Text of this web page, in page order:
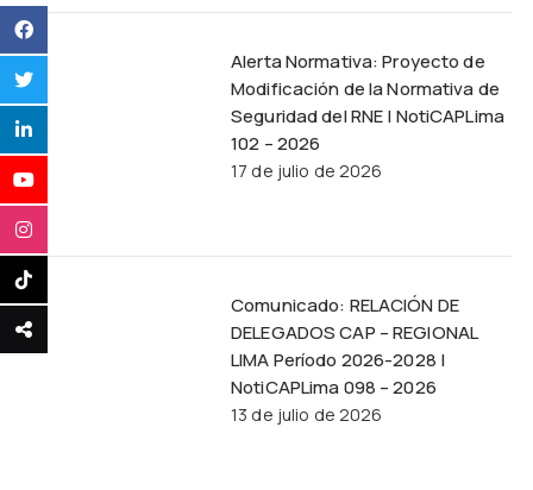
Alerta Normativa: Proyecto de
Modificación de la Normativa de
Seguridad del RNE | NotiCAPLima
102 – 2026
17 de julio de 2026
Comunicado: RELACIÓN DE
DELEGADOS CAP – REGIONAL
LIMA Período 2026-2028 |
NotiCAPLima 098 – 2026
13 de julio de 2026